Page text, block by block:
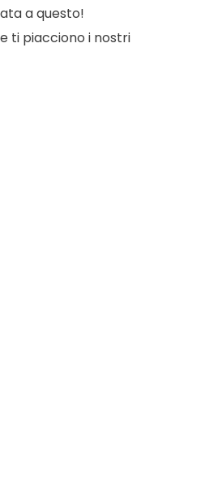
a questo!
ti piacciono i nostri